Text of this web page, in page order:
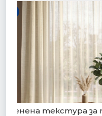
VP-01S Алабама